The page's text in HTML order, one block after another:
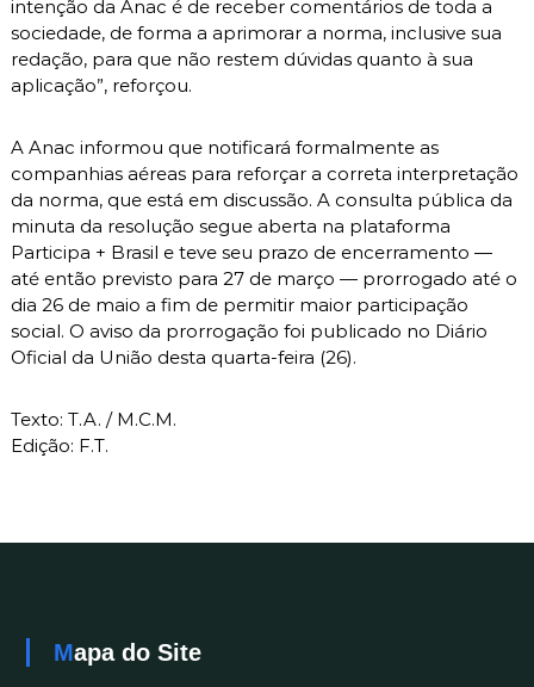
intenção da Anac é de receber comentários de toda a
sociedade, de forma a aprimorar a norma, inclusive sua
redação, para que não restem dúvidas quanto à sua
aplicação”, reforçou.
A Anac informou que notificará formalmente as
companhias aéreas para reforçar a correta interpretação
da norma, que está em discussão. A consulta pública da
minuta da resolução segue aberta na plataforma
Participa + Brasil e teve seu prazo de encerramento —
até então previsto para 27 de março — prorrogado até o
dia 26 de maio a fim de permitir maior participação
social. O aviso da prorrogação foi publicado no Diário
Oficial da União desta quarta-feira (26).
Texto: T.A. / M.C.M.
Edição: F.T.
Mapa do Site